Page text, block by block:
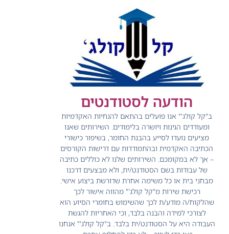
הודעה לסטודנטים
ב"קל קולג'" אנו פועלים בהתאם להנחיות האקדמיות
ומעודדים הגינות ויושרה בלימודים. השירותים שאנו
מציעים נועדו לסייע בהבנת החומר, בשיפור כישורי
הכתיבה האקדמית ובהתמודדות עם דרישות הקורסים
– אך לא במקומכם. השירותים שלנו לא כוללים כתיבה
של עבודות בשם הסטודנט/ית, ולא מבצעים דרכנו
מבחני בית או כל משימה אחרת שדורשת ביצוע אישי.
רכישת שירות מ"קל קולג'" מהווה אישור לכך
שהלקוח/ה מודע/ת לכך שהשימוש בחומרי הסיוע הוא
לצורכי למידה והבנה בלבד, וכי האחריות להגשת
העבודה היא על הסטודנט/ית בלבד. ב"קל קולג'" אנחנו